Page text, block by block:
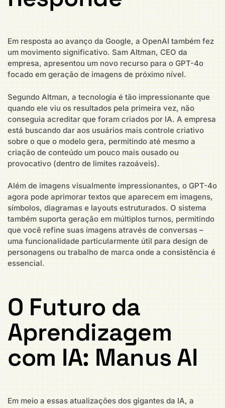
Em resposta ao avanço da Google, a OpenAI também fez
um movimento significativo. Sam Altman, CEO da
empresa, apresentou um novo recurso para o GPT-4o
focado em geração de imagens de próximo nível.
Segundo Altman, a tecnologia é tão impressionante que
quando ele viu os resultados pela primeira vez, não
conseguia acreditar que foram criados por IA. A empresa
está buscando dar aos usuários mais controle criativo
sobre o que o modelo gera, permitindo até mesmo a
criação de conteúdo um pouco mais ousado ou
provocativo (dentro de limites razoáveis).
Além de imagens visualmente impressionantes, o GPT-4o
agora pode aprimorar textos que aparecem em imagens,
símbolos, diagramas e layouts estruturados. O sistema
também suporta geração em múltiplos turnos, permitindo
que você refine suas imagens através de conversas –
uma funcionalidade particularmente útil para design de
personagens ou trabalho de marca onde a consistência é
essencial.
O Futuro da
Aprendizagem
com IA: Manus AI
Em meio a essas atualizações dos gigantes da IA, a